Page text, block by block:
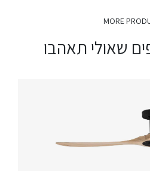
MORE
שאולי תאהבו